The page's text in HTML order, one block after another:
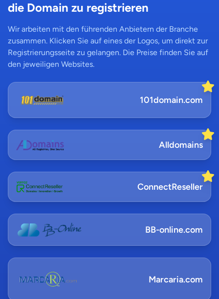
die Domain zu registrieren
Wir arbeiten mit den führenden Anbietern der Branche
zusammen. Klicken Sie auf eines der Logos, um direkt zur
Registrierungsseite zu gelangen. Die Preise finden Sie auf
den jeweiligen Websites.
101domain.com
Alldomains
ConnectReseller
BB-online.com
Marcaria.com